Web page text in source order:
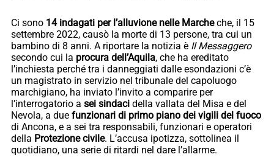
Ci sono 14 indagati per l’alluvione nelle Marcheche, il 15
settembre 2022, causò la morte di 13 persone, tra cui un
bambino di 8 anni. A riportare la notizia è Il Messaggero
secondo cui la procura dell’Aquila, che ha ereditato
l’inchiesta perché tra i danneggiati dalle esondazioni c’è
un magistrato in servizio nel tribunale del capoluogo
marchigiano, ha inviato l’invito a comparire per
l’interrogatorio a sei sindaci della vallata del Misa e del
Nevola, a due funzionari di primo piano dei vigili del fuoco
di Ancona, e a sei tra responsabili, funzionari e operatori
della Protezione civile. L’accusa ipotizza, sottolinea il
quotidiano, una serie di ritardi nel dare l’allarme.